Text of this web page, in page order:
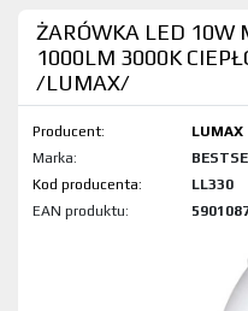
ŻARÓWKA LED 10W
1000LM 3000K
/LUMAX/
Producent:
LUMAX
Marka:
Kod produktu:
LL330
EAN produktu: